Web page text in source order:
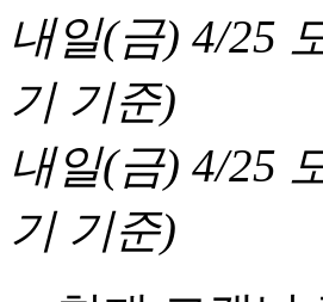
내일(금) 4/25
기 기준)
내일(금) 4/25
기 기준)